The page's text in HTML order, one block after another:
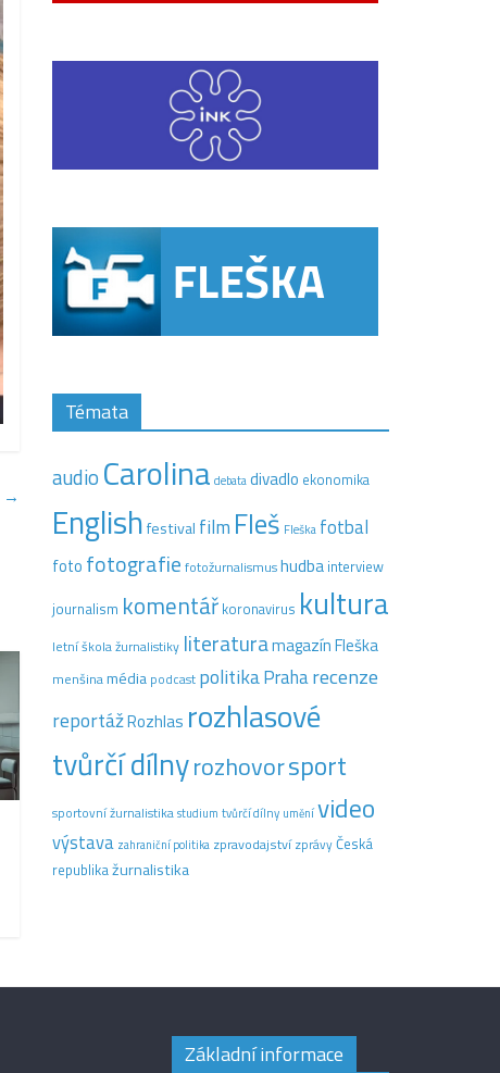
→
Témata
audio Carolina debatadivadlo ekonomika
Englishfestival film Fleš Fleška fotbal
foto fotografie fotožurnalismushudba interview
journalism komentář koronavirus kultura
letní škola žurnalistiky literaturamagazín Fleška
menšinamédia podcast politikaPraharecenze
reportážRozhlas rozhlasové
tvůrčí dílnyrozhovorsport
sportovní žurnalistikastudium tvůrčí dílny uměnívideo
výstava zahraniční politika zpravodajství zprávyČeská
republikažurnalistika
Základní informace